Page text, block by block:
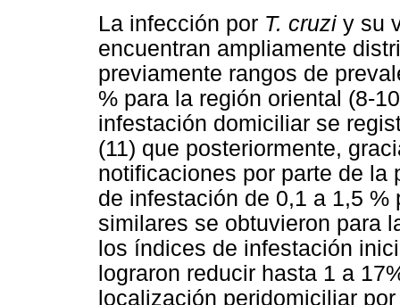
La infección por T. cruzi y su
encuentran ampliamente
previamente rangos de
% para la región oriental (8-
infestación domiciliar se
(11) que posteriormente,
notificaciones por parte de la
de infestación de 0,1 a 1,5
similares se obtuvieron para
los índices de infestación
lograron reducir hasta 1 a
localización peridomiciliar